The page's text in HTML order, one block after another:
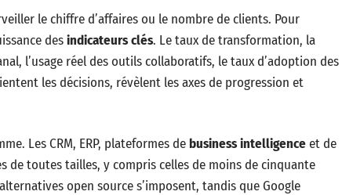
le chiffre d’affaires ou le nombre de clients. Pour
desindicateurs clés. Le taux de transformation, la
l’usage réel des outils collaboratifs, le taux d’adoption des
les décisions, révèlent les axes de progression et
Les CRM, ERP, plateformes de business intelligenceet de
de toutes tailles, y compris celles de moins de cinquante
open source s’imposent, tandis que Google